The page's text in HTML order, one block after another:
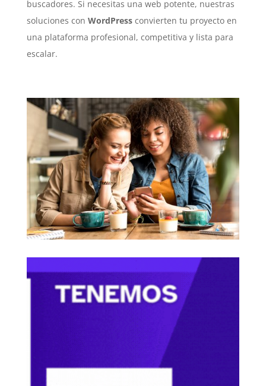
buscadores. Si necesitas una web potente, nuestras
soluciones con WordPressconvierten tu proyecto en
una plataforma profesional, competitiva y lista para
escalar.